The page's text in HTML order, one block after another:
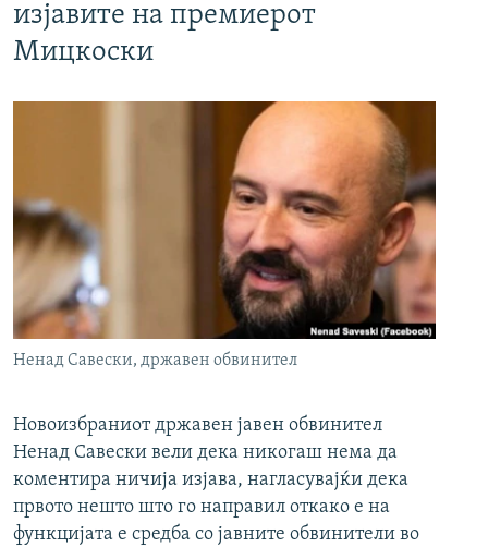
изјавите на премиерот
Мицкоски
Ненад Савески, државен обвинител
Новоизбраниот државен јавен обвинител
Ненад Савески вели дека никогаш нема да
коментира ничија изјава, нагласувајќи дека
првото нешто што го направил откако е на
функцијата е средба со јавните обвинители во